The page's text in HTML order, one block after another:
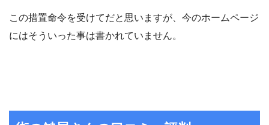
この措置命令を受けてだと思いますが、今のホームページ
にはそういった事は書かれていません。